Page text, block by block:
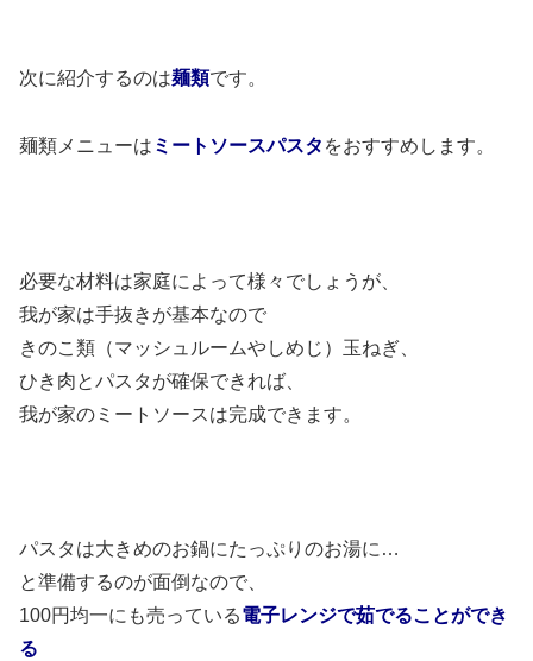
次に紹介するのは麺類です。
麺類メニューは ミートソースパスタ をおすすめします。
必要な材料は家庭によって様々でしょうが、
我が家は手抜きが基本なので
きのこ類（マッシュルームやしめじ）玉ねぎ、
ひき肉とパスタが確保できれば、
我が家のミートソースは完成できます。
パスタは大きめのお鍋にたっぷりのお湯に…
と準備するのが面倒なので、
100円均一にも売っている電子レンジで茹でることができ
る